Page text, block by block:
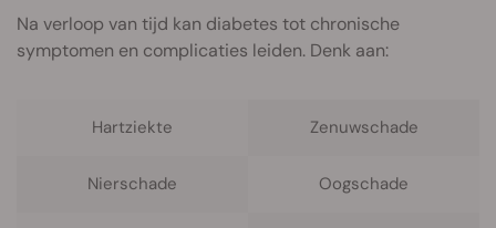
Na verloop van tijd kan diabetes tot chronische
symptomen en complicaties leiden. Denk aan:
Hartziekte Zenuwschade
Nierschade Oogschade